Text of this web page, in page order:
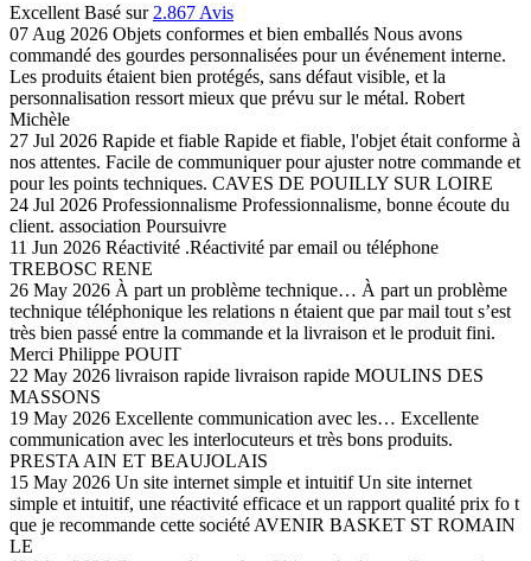
Excellent Basé sur 2.867 Avis
07 Aug 2026 Objets conformes et bien emballés Nous avons
commandé des gourdes personnalisées pour un événement interne.
Les produits étaient bien protégés, sans défaut visible, et la
personnalisation ressort mieux que prévu sur le métal. Robert
Michèle
27 Jul 2026 Rapide et fiable Rapide et fiable, l'objet était conforme à
nos attentes. Facile de communiquer pour ajuster notre commande et
pour les points techniques. CAVES DE POUILLY SUR LOIRE
24 Jul 2026 Professionnalisme Professionnalisme, bonne écoute du
client. association Poursuivre
11 Jun 2026 Réactivité .Réactivité par email ou téléphone
TREBOSC RENE
26 May 2026 À part un problème technique… À part un problème
technique téléphonique les relations n étaient que par mail tout s’est
très bien passé entre la commande et la livraison et le produit fini.
Merci Philippe POUIT
22 May 2026 livraison rapide livraison rapide MOULINS DES
MASSONS
19 May 2026 Excellente communication avec les… Excellente
communication avec les interlocuteurs et très bons produits.
PRESTA AIN ET BEAUJOLAIS
15 May 2026 Un site internet simple et intuitif Un site internet
simple et intuitif, une réactivité efficace et un rapport qualité prix fo t
que je recommande cette société AVENIR BASKET ST ROMAIN
LE